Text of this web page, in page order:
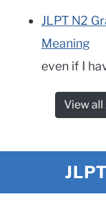
JLPT N2
Meaning
even if I
View all